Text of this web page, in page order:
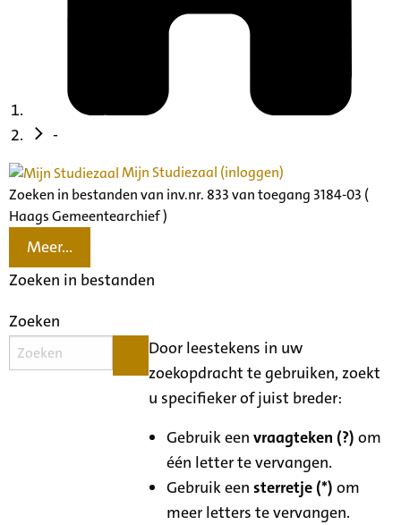
-
Mijn Studiezaal (inloggen)
Zoeken in bestanden van inv.nr. 833 van toegang 3184-03 (
Haags Gemeentearchief )
Meer...
Zoeken in bestanden
Zoeken
Door leestekens in uw
zoekopdracht te gebruiken, zoekt
u specifieker of juist breder:
Gebruik eenvraagteken (?) om
één letter te vervangen.
Gebruik eensterretje (*) om
meer letters te vervangen.